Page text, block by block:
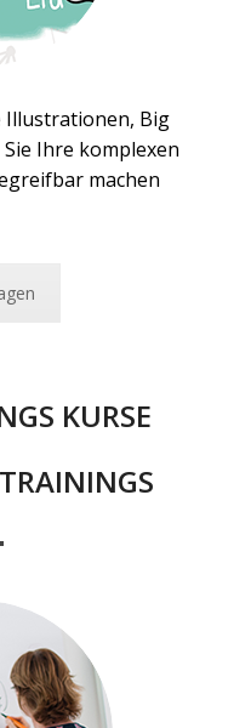
Illustrationen, Big
Ihre komplexen
machen
KURSE